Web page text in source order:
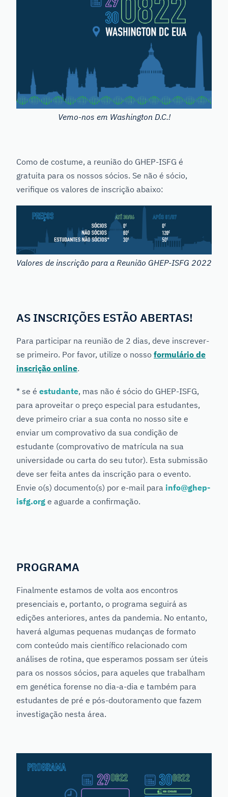
Vemo-nos em Washington D.C.!
Como de costume, a reunião do GHEP-ISFG é
gratuita para os nossos sócios. Se não é sócio,
verifique os valores de inscrição abaixo:
Valores de inscrição para a Reunião GHEP-ISFG 2022
AS INSCRIÇÕES ESTÃO ABERTAS!
Para participar na reunião de 2 dias, deve inscrever-
se primeiro. Por favor, utilize o nosso formulário de
inscrição online.
* se é estudante, mas não é sócio do GHEP-ISFG,
para aproveitar o preço especial para estudantes,
deve primeiro criar a sua conta no nosso site e
enviar um comprovativo da sua condição de
estudante (comprovativo de matrícula na sua
universidade ou carta do seu tutor). Esta submissão
deve ser feita antes da inscrição para o evento.
Envie o(s) documento(s) por e-mail para info@ghep-
isfg.org e aguarde a confirmação.
PROGRAMA
Finalmente estamos de volta aos encontros
presenciais e, portanto, o programa seguirá as
edições anteriores, antes da pandemia. No entanto,
haverá algumas pequenas mudanças de formato
com conteúdo mais científico relacionado com
análises de rotina, que esperamos possam ser úteis
para os nossos sócios, para aqueles que trabalham
em genética forense no dia-a-dia e também para
estudantes de pré e pós-doutoramento que fazem
investigação nesta área.